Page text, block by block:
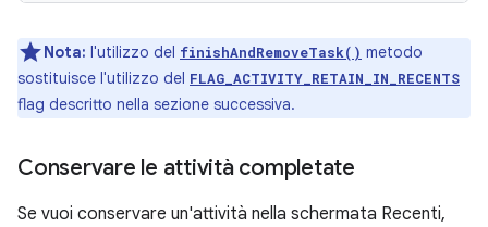
Nota: l'utilizzo del finishAndRemoveTask() metodo
sostituisce l'utilizzo del FLAG_ACTIVITY_RETAIN_IN_RECENTS
flag descritto nella sezione successiva.
Conservare le attività completate
Se vuoi conservare un'attività nella schermata Recenti,